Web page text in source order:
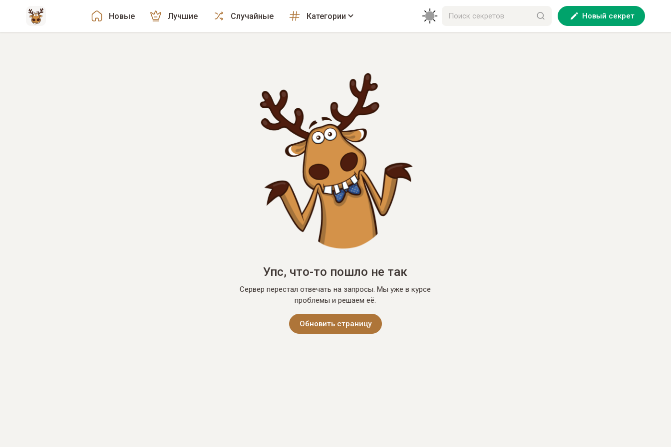
Новые Лучшие Случайные Категории Новый секрет
Упс, что-то пошло не так
Сервер перестал отвечать на запросы. Мы уже в курсе
проблемы и решаем её.
Обновить страницу